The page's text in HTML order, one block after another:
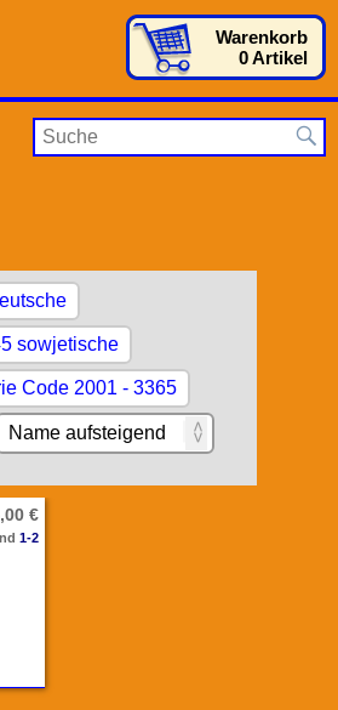
Warenkorb
0 Artikel
sowjetische
Code 2001 - 3365
€
1-2